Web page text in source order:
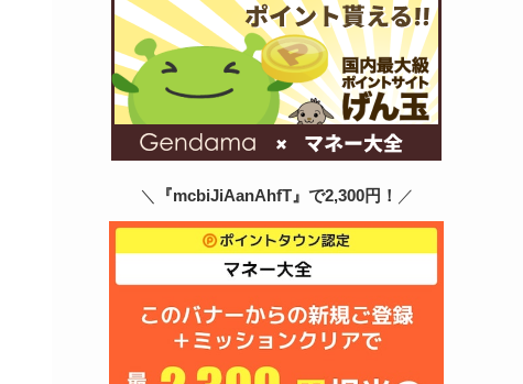
＼ 『mcbiJiAanAhfT』で2,300円！ ／